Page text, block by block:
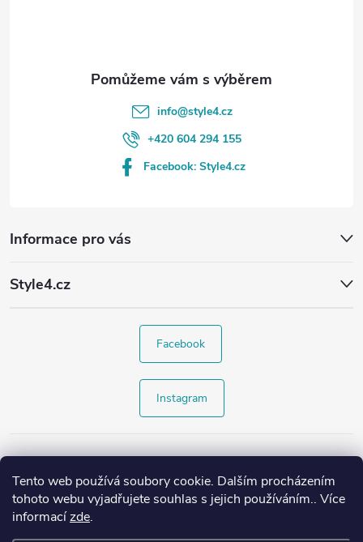
Tento web používá soubory cookie. Dalším procházením
tohoto webu vyjadřujete souhlas s jejich používáním.. Více
informacízde.
Informace pro vás
Style4.cz
info@style4.cz
+420 604 294 155
Facebook: Style4.cz
Facebook
Instagram